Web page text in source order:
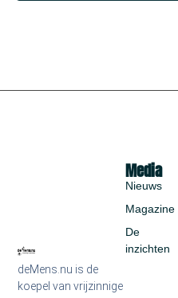
deMens.nu is de
koepel van vrijzinnige
Media
Nieuws
Magazine
De
inzichten